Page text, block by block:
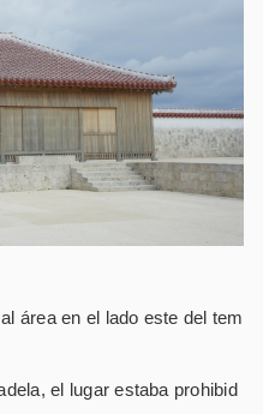
área en el lado este del tem
el lugar estaba prohibid